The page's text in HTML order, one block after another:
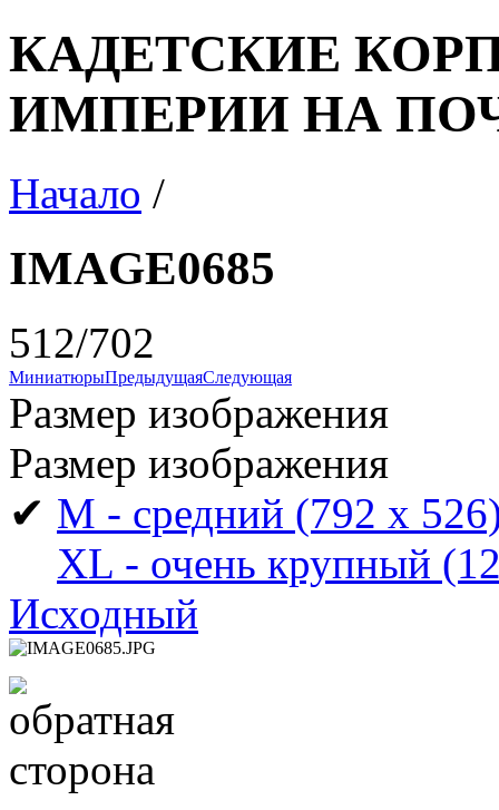
КАДЕТСКИЕ
ИМПЕРИИ НА
Начало /
IMAGE0685
512/702
МиниатюрыПредыдущаяСледующая
Размер изображения
Размер изображения
✔ M - средний (792 x
XL - очень крупный
Исходный